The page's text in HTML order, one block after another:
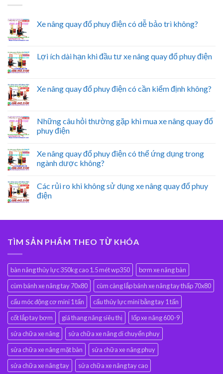
Xe nâng quay đổ phuy điện có dễ bảo trì không?
Lợi ích dài hạn khi đầu tư xe nâng quay đổ phuy điện
Xe nâng quay đổ phuy điện có cần kiểm định không?
Những câu hỏi thường gặp khi mua xe nâng quay đổ
phuy điện
Xe nâng quay đổ phuy điện có thể ứng dụng trong
ngành dược không?
Các rủi ro khi không sử dụng xe nâng quay đổ phuy
điện
TÌM SẢN PHẨM THEO TỪ KHÓA
bàn nâng thủy lực 350kg cao 1.5 mét wp350
bơm xe nâng bàn
cùm bánh xe nâng tay 70x80
cùm càng lắp bánh xe nâng tay thấp 70x80
cẩu móc động cơ mini 1 tấn
cẩu thủy lực mini bằng tay 1 tấn
cốt lắp tay bơm
giá thang nâng siêu thị
lốp xe nâng 600-9
sửa chữa xe nâng
sửa chữa xe nâng di chuyển phuy
sửa chữa xe nâng mặt bàn
sửa chữa xe nâng phuy
sửa chữa xe nâng tay
sửa chữa xe nâng tay cao